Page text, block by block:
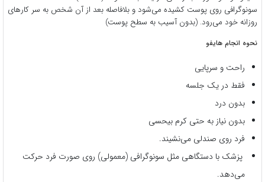
سونوگرافی روی پوست کشیده می‌شود و بلافاصله بعد از آن شخص به سر کارهای
روزانه خود می‌رود. (بدون آسیب به سطح پوست)
نحوه انجام هایفو
راحت و سرپایی
فقط در یک جلسه
بدون درد
بدون نیاز به حتی کرم بیحسی
فرد روی صندلی می‌نشیند.
پزشک با دستگاهی مثل سونوگرافی (معمولی) روی صورت فرد حرکت
می‌دهد.